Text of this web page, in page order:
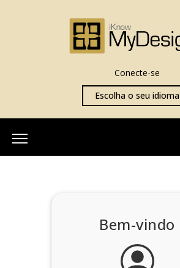
Conecte-se
Escolha o seu idioma
Nossa Equipe
O que é iKnowMyDesign
Bem-vindo